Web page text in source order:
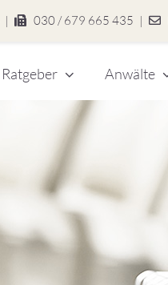
| 030 / 679 665 435 |
Ratgeber Anwälte